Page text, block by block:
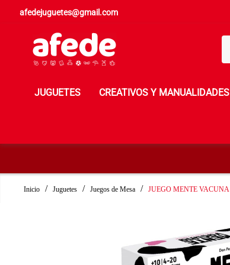
afedejuguetes@gmail.com
JUGUETES CREATIVOS Y MANUALIDADES
Inicio Juguetes Juegos de Mesa JUEGO MENTE VACUNA